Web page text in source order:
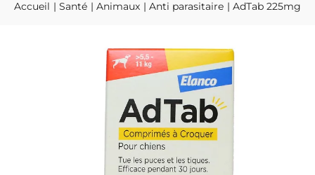
Accueil Santé Animaux Anti parasitaire AdTab 225mg